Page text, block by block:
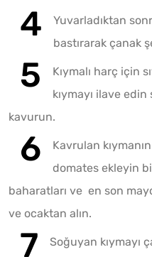
Yuvarladıktan
bastırarak çanak
Kıymalı harç için
kıymayı ilave
kavurun.
Kavrulan
domates ekleyin
baharatları ve en son
ve ocaktan alın.
Soğuyan kıymayı